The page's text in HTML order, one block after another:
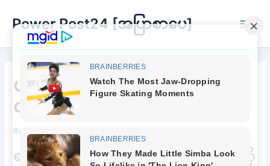
content
Power Post24 [အပြာစာပေ]
Main
ပထမဆုံးပေမယ့်လဲ ပြည့်ဝလွန်း
လို့ ကျေနပ်ပါတယ် ကိုမောင်ရယ်
By
ရန်ကုန်မြို့ ၌ ခုနစ်ထွေ တီး ဟောက်စ် ဆို